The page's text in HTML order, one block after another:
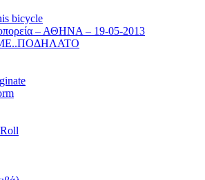
bicycle
– ΑΘΗΝΑ – 19-05-2013